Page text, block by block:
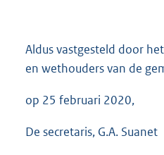
Aldus vastgesteld door
en wethouders van de
op 25 februari 2020,
De secretaris, G.A. Suanet